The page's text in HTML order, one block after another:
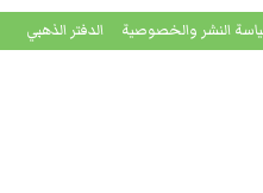
النشر والخصوصية الدفتر الذهبي